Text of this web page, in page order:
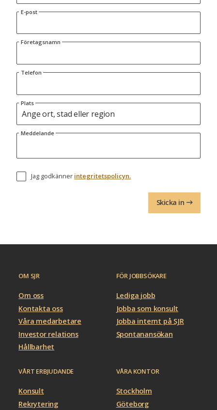
E-post
Företagsnamn
Telefon
Plats
Meddelande
Jag godkänner integritetspolicyn.
Skicka in
OM SJR
Om oss
Kontakta oss
Våra medarbetare
Investor relations
Hållbarhet
FÖR JOBBSÖKARE
Lediga jobb
Jobba som konsult
Jobba internt på SJR
Spontanansökan
VÅRT ERBJUDANDE
Konsult
Rekrytering
VÅRA KONTOR
Stockholm
Göteborg